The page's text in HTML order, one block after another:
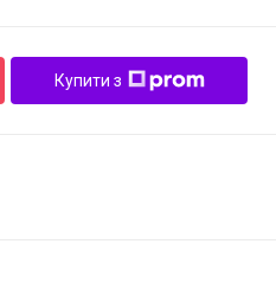
Купити з